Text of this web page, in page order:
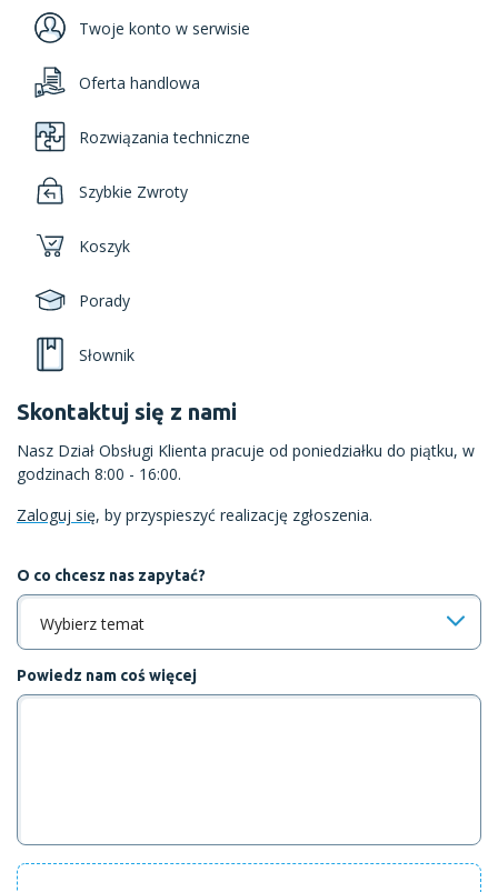
Twoje konto w serwisie
Oferta handlowa
Rozwiązania techniczne
Szybkie Zwroty
Koszyk
Porady
Słownik
Skontaktuj się z nami
Nasz Dział Obsługi Klienta pracuje od poniedziałku do piątku, w
godzinach 8:00 - 16:00.
Zaloguj się, by przyspieszyć realizację zgłoszenia.
O co chcesz nas zapytać?
Wybierz temat
Powiedz nam coś więcej